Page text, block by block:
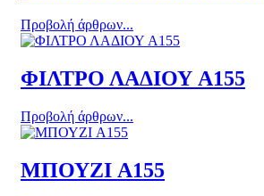
Προβολή άρθρων...
ΦΙΛΤΡΟ ΛΑΔΙΟΥ A155
Προβολή άρθρων...
ΜΠΟΥΖΙ A155